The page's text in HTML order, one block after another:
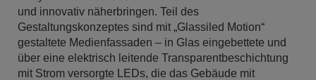
und innovativ näherbringen. Teil des
Gestaltungskonzeptes sind mit „Glassiled Motion“
gestaltete Medienfassaden – in Glas eingebettete und
über eine elektrisch leitende Transparentbeschichtung
mit Strom versorgte LEDs, die das Gebäude mit